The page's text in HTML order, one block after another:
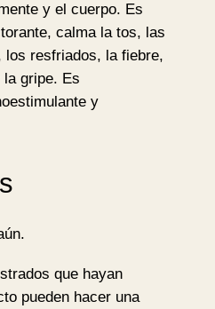
y el cuerpo. Es
calma la tos, las
resfriados, la fiebre,
la gripe. Es
y
que hayan
pueden hacer una